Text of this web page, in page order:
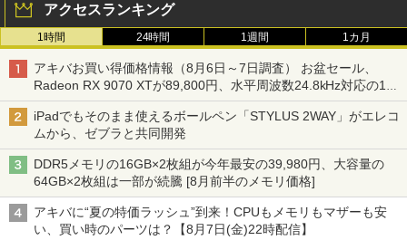
アクセスランキング
1時間 24時間 1週間 1カ月
アキバお買い得価格情報（8月6日～7日調査） お盆セール、
Radeon RX 9070 XTが89,800円、水平周波数24.8kHz対応の17
型モニターが9,801円、暑さ指数連動セール ほか
iPadでもそのまま使えるボールペン「STYLUS 2WAY」がエレコ
ムから、ゼブラと共同開発
DDR5メモリの16GB×2枚組が今年最安の39,980円、大容量の
64GB×2枚組は一部が続騰 [8月前半のメモリ価格]
アキバに“夏の特価ラッシュ”到来！CPUもメモリもマザーも安
い、買い時のパーツは？【8月7日(金)22時配信】